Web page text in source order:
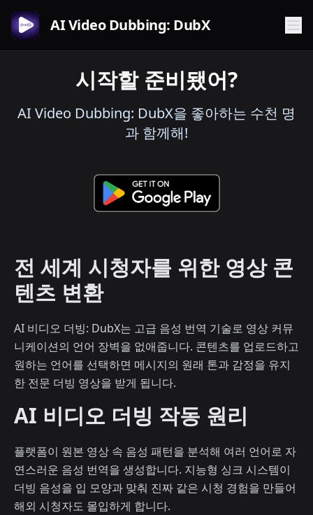
AI Video Dubbing: DubX
시작할 준비됐어?
AI Video Dubbing: DubX을 좋아하는 수천 명
과 함께해!
전 세계 시청자를 위한 영상 콘
텐츠 변환
AI 비디오 더빙: DubX는 고급 음성 번역 기술로 영상 커뮤
니케이션의 언어 장벽을 없애줍니다. 콘텐츠를 업로드하고
원하는 언어를 선택하면 메시지의 원래 톤과 감정을 유지
한 전문 더빙 영상을 받게 됩니다.
AI 비디오 더빙 작동 원리
플랫폼이 원본 영상 속 음성 패턴을 분석해 여러 언어로 자
연스러운 음성 번역을 생성합니다. 지능형 싱크 시스템이
더빙 음성을 입 모양과 맞춰 진짜 같은 시청 경험을 만들어
해외 시청자도 몰입하게 합니다.